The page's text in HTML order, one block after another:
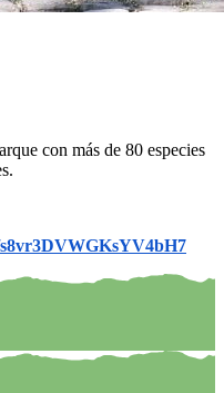
con más de 80 especies